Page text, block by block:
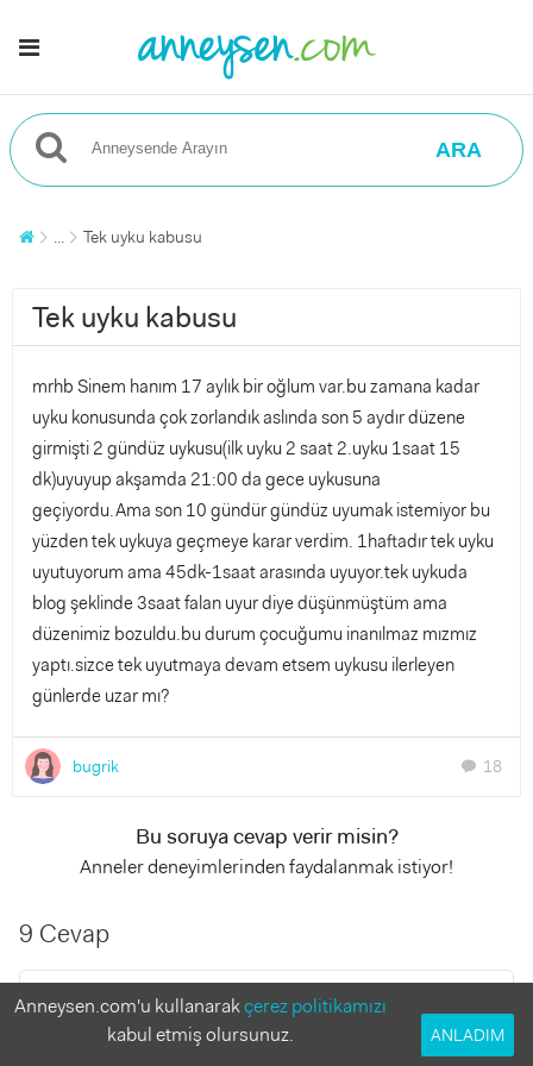
ARA
... Tek uyku kabusu
Tek uyku kabusu
mrhb Sinem hanım 17 aylık bir oğlum var.bu zamana kadar
uyku konusunda çok zorlandık aslında son 5 aydır düzene
girmişti 2 gündüz uykusu(ilk uyku 2 saat 2.uyku 1saat 15
dk)uyuyup akşamda 21:00 da gece uykusuna
geçiyordu.Ama son 10 gündür gündüz uyumak istemiyor bu
yüzden tek uykuya geçmeye karar verdim. 1haftadır tek uyku
uyutuyorum ama 45dk-1saat arasında uyuyor.tek uykuda
blog şeklinde 3saat falan uyur diye düşünmüştüm ama
düzenimiz bozuldu.bu durum çocuğumu inanılmaz mızmız
yaptı.sizce tek uyutmaya devam etsem uykusu ilerleyen
günlerde uzar mı?
bugrik chat 18
Bu soruya cevap verir misin?
Anneler deneyimlerinden faydalanmak istiyor!
9 Cevap
Nihade
5 yıl önce
Anneysen.com'u kullanarakçerez politikamızı
kabul etmiş olursunuz.
ANLADIM